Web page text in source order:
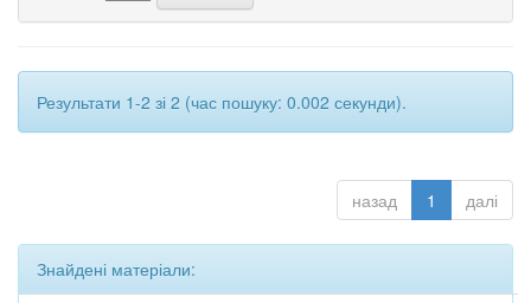
Результати 1-2 зі 2 (час пошуку: 0.002 секунди).
назад 1 далі
Знайдені матеріали: